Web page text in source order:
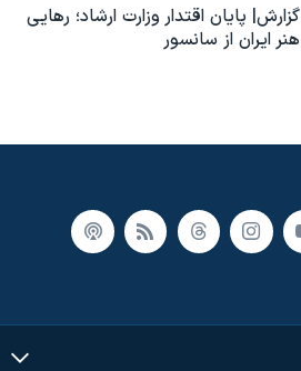
گزارش| پایان اقتدار وزارت ارشاد؛ رهایی
هنر ایران از سانسور